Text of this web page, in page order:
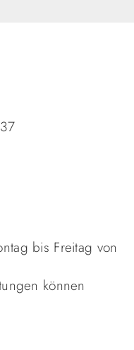
bis Freitag von
können